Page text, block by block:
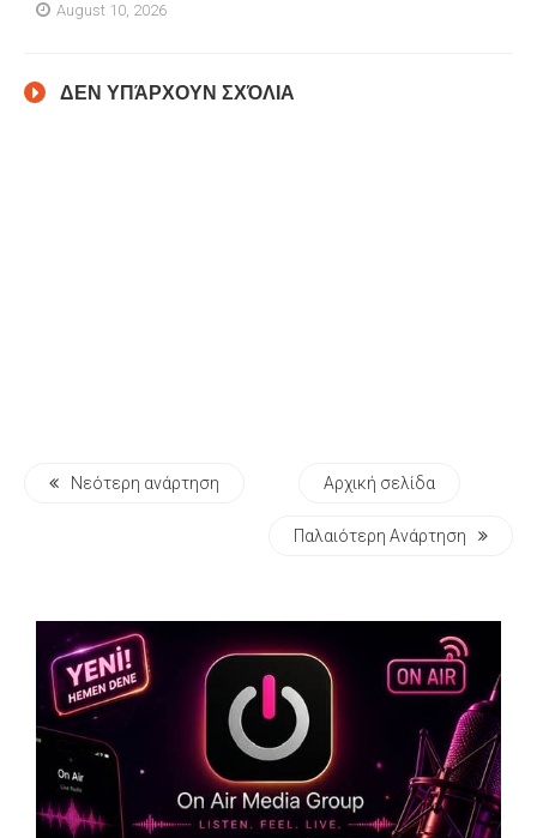
August 10, 2026
ΔΕΝ ΥΠΆΡΧΟΥΝ ΣΧΌΛΙΑ
Νεότερη ανάρτηση Αρχική σελίδα
Παλαιότερη Ανάρτηση